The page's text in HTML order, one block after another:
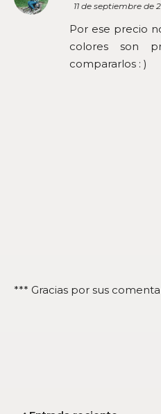
11 de septiembre de
Por ese precio
colores son
compararlos : )
*** Gracias por sus